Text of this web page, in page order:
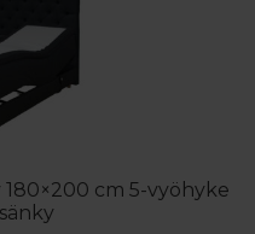
cm 5-vyöhyke